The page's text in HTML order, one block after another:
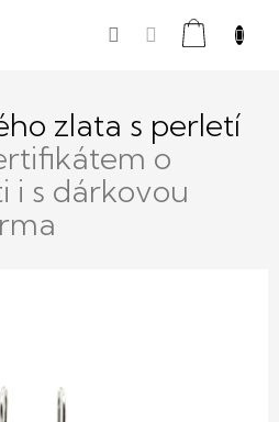
Nákupní
zlata s perletí
o
i s dárkovou